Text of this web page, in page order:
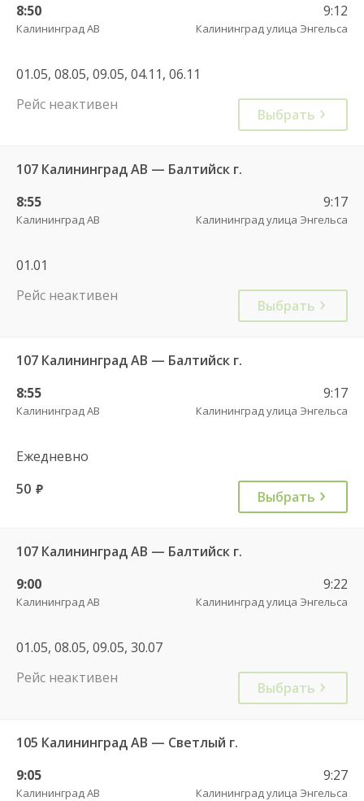
8:50
Калининград АВ
9:12
Калининград улица Энгельса
01.05, 08.05, 09.05, 04.11, 06.11
Рейс неактивен
Выбрать
107 Калининград АВ — Балтийск г.
8:55
Калининград АВ
9:17
Калининград улица Энгельса
01.01
Рейс неактивен
Выбрать
107 Калининград АВ — Балтийск г.
8:55
Калининград АВ
9:17
Калининград улица Энгельса
Ежедневно
50 руб. Выбрать
107 Калининград АВ — Балтийск г.
9:00
Калининград АВ
9:22
Калининград улица Энгельса
01.05, 08.05, 09.05, 30.07
Рейс неактивен
Выбрать
105 Калининград АВ — Светлый г.
9:05
Калининград АВ
9:27
Калининград улица Энгельса